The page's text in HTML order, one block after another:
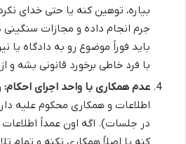
بیاره، توهین کنه یا حتی خدای
جرم انجام داده و مجازات سنگینی
باید فوراً موضوع رو به دادگاه یا
با فرد خاطی برخورد قانونی بشه
عدم همکاری با واحد اجرای احکام:
اطلاعات و همکاری محکوم علیه
در جلسات). اگه اون عمداً